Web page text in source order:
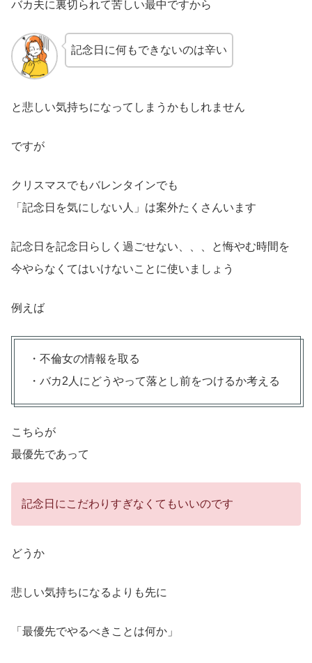
バカ夫に裏切られて苦しい最中ですから
記念日に何もできないのは辛い
と悲しい気持ちになってしまうかもしれません
ですが
クリスマスでもバレンタインでも
「記念日を気にしない人」は案外たくさんいます
記念日を記念日らしく過ごせない、、、と悔やむ時間を
今やらなくてはいけないことに使いましょう
例えば
・不倫女の情報を取る
・バカ2人にどうやって落とし前をつけるか考える
こちらが
最優先であって
記念日にこだわりすぎなくてもいいのです
どうか
悲しい気持ちになるよりも先に
「最優先でやるべきことは何か」